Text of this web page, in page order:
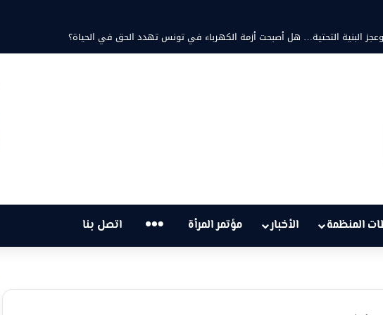
بين الشاعر محمد ثابت والشاعرة فاطمة الزامل: عزف على أوتار الحنين وشجن القوافي
المنظمة الأخبار مؤتمر المرأة … اتصل بنا